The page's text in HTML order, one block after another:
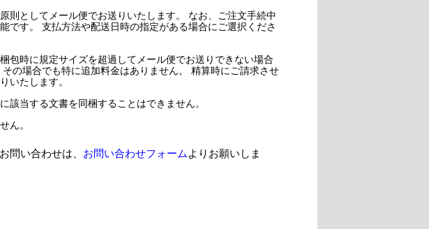
則としてメール便でお送りいたします。 なお、ご注文手続中
です。 支払方法や配送日時の指定がある場合にご選択くださ
包時に規定サイズを超過してメール便でお送りできない場合
の場合でも特に追加料金はありません。 精算時にご請求させ
いたします。
該当する文書を同梱することはできません。
ん。
問い合わせは、 お問い合わせフォームよりお願いしま